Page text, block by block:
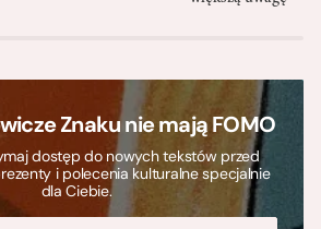
Znaku nie mają FOMO
dostęp do nowych tekstów przed
i polecenia kulturalne specjalnie
dla Ciebie.